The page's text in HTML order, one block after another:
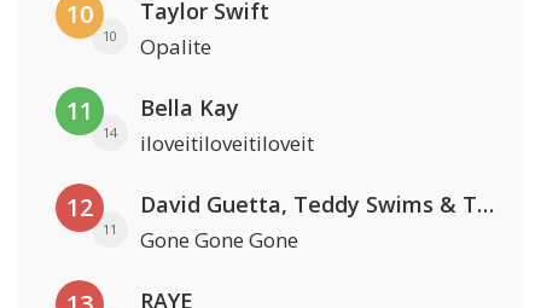
10
10
Taylor Swift
Opalite
11
14
Bella Kay
iloveitiloveitiloveit
12
11
David Guetta, Teddy Swims & Tones And I
Gone Gone Gone
RAYE